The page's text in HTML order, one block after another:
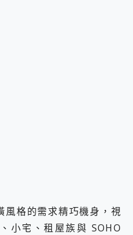
風格的需求精巧機身，視
小宅、租屋族與 SOHO